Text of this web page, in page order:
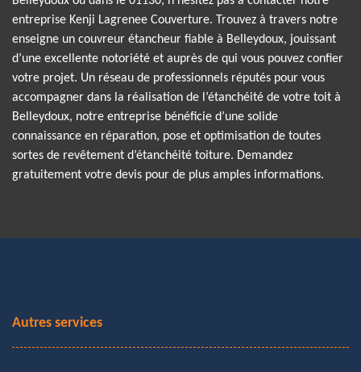
entreprise Kenji Lagrenee Couverture. Trouvez à travers notre
enseigne un couvreur étancheur fiable à Belleydoux, jouissant
d’une excellente notoriété et auprès de qui vous pouvez confier
votre projet. Un réseau de professionnels réputés pour vous
accompagner dans la réalisation de l’étanchéité de votre toit à
Belleydoux, notre entreprise bénéficie d’une solide
connaissance en réparation, pose et optimisation de toutes
sortes de revêtement d’étanchéité toiture. Demandez
gratuitement votre devis pour de plus amples informations.
Autres services